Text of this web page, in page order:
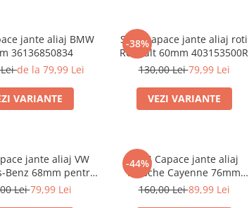
jante aliaj BMW
36136850834
Leide la 79,99 Lei
VARIANTE
-38%
Set 4 capace jante aliaj roti
Renault 60mm 403153500R
130,00 Lei79,99 Lei
VEZI VARIANTE
jante aliaj VW
Benz 68mm pentru
originale BMW
Lei79,99 Lei
-44%
set 4 Capace jante aliaj
Porsche Cayenne 76mm
7L5601149
160,00 Lei89,99 Lei